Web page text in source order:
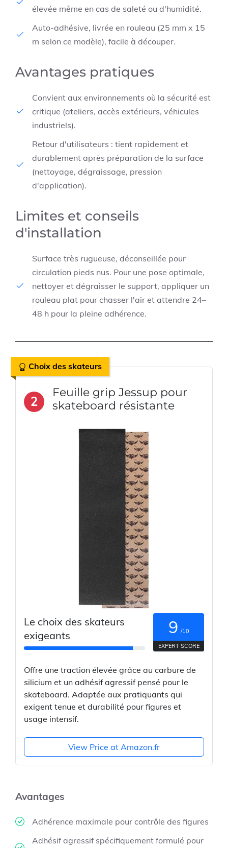
élevée même en cas de saleté ou d'humidité.
Auto-adhésive, livrée en rouleau (25 mm x 15
m selon ce modèle), facile à découper.
Avantages pratiques
Convient aux environnements où la sécurité est
critique (ateliers, accès extérieurs, véhicules
industriels).
Retour d'utilisateurs : tient rapidement et
durablement après préparation de la surface
(nettoyage, dégraissage, pression
d'application).
Limites et conseils
d'installation
Surface très rugueuse, déconseillée pour
circulation pieds nus. Pour une pose optimale,
nettoyer et dégraisser le support, appliquer un
rouleau plat pour chasser l'air et attendre 24–
48 h pour la pleine adhérence.
Choix des skateurs
2
Feuille grip Jessup pour
skateboard résistante
Le choix des skateurs
exigeants
9 /10
EXPERT SCORE
Offre une traction élevée grâce au carbure de
silicium et un adhésif agressif pensé pour le
skateboard. Adaptée aux pratiquants qui
exigent tenue et durabilité pour figures et
usage intensif.
View Price at Amazon.fr
Avantages
Adhérence maximale pour contrôle des figures
Adhésif agressif spécifiquement formulé pour